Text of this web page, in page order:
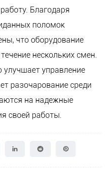
Благодаря
поломок
что оборудование
нескольких смен.
управление
разочарование среди
на надежные
своей работы.